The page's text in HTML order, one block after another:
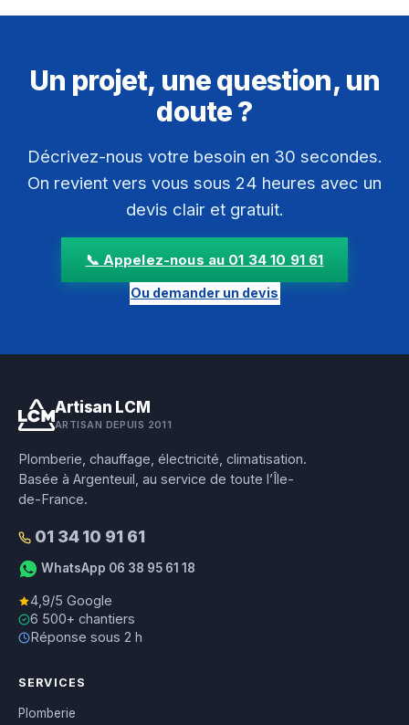
Un projet, une question, un
doute ?
Décrivez-nous votre besoin en 30 secondes.
On revient vers vous sous 24 heures avec un
devis clair et gratuit.
📞 Appelez-nous au 01 34 10 91 61
Ou demander un devis
Artisan LCM
ARTISAN DEPUIS 2011
Plomberie, chauffage, électricité, climatisation.
Basée à Argenteuil, au service de toute l’Île-
de-France.
01 34 10 91 61
WhatsApp 06 38 95 61 18
4,9/5 Google
6 500+ chantiers
Réponse sous 2 h
SERVICES
Plomberie